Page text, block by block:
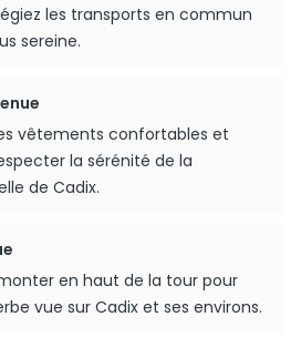
les transports en commun
sereine.
vêtements confortables et
la sérénité de la
de Cadix.
en haut de la tour pour
vue sur Cadix et ses environs.